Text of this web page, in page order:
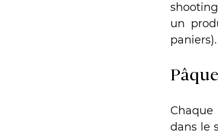
un
paniers).
dans le